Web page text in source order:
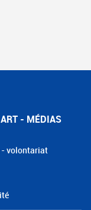
- MÉDIAS
- volontariat